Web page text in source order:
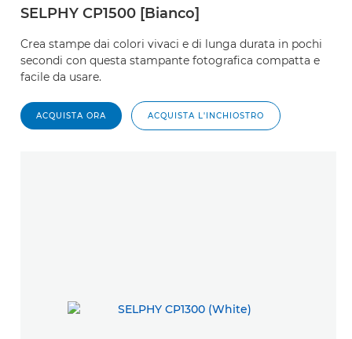
SELPHY CP1500 [Bianco]
Crea stampe dai colori vivaci e di lunga durata in pochi
secondi con questa stampante fotografica compatta e
facile da usare.
ACQUISTA ORA ACQUISTA L'INCHIOSTRO